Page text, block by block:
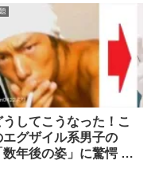
うしてこうなった！こ
エグザイル系男子の
数年後の姿」に驚愕 4